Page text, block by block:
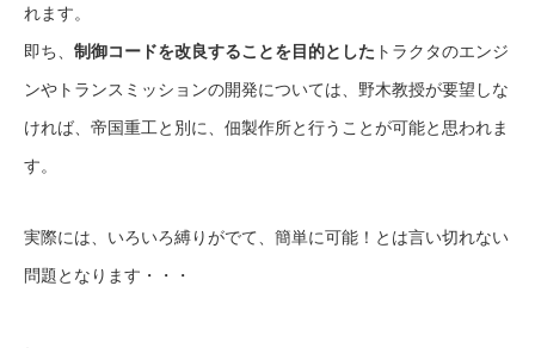
れます。
即ち、 制御コードを改良することを目的とした トラクタのエンジ
ンやトランスミッションの開発については、野木教授が要望しな
ければ、帝国重工と別に、佃製作所と行うことが可能と思われま
す。
実際には、いろいろ縛りがでて、簡単に可能！とは言い切れない
問題となります・・・